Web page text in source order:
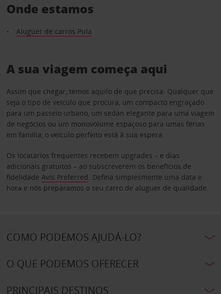
Onde estamos
Aluguer de carros Pula
A sua viagem começa aqui
Assim que chegar, temos aquilo de que precisa. Qualquer que
seja o tipo de veículo que procura, um compacto engraçado
para um passeio urbano, um sedan elegante para uma viagem
de negócios ou um monovolume espaçoso para umas férias
em família, o veículo perfeito está à sua espera.
Os locatários frequentes recebem upgrades – e dias
adicionais gratuitos – ao subscreverem os benefícios de
fidelidade Avis Preferred. Defina simplesmente uma data e
hora e nós preparamos o seu carro de aluguer de qualidade.
COMO PODEMOS AJUDÁ-LO?
O QUE PODEMOS OFERECER
PRINCIPAIS DESTINOS